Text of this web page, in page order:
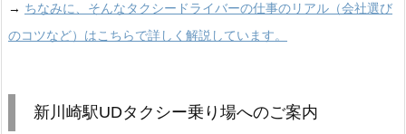
→ ちなみに、そんなタクシードライバーの仕事のリアル（会社選び
のコツなど）はこちらで詳しく解説しています。
新川崎駅UDタクシー乗り場へのご案内